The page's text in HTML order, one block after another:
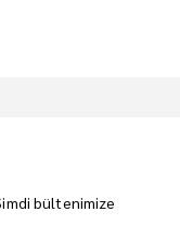
bültenimize